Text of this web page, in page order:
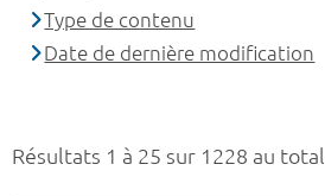
Résultats 1 à 25 sur 1228 au total
Type de contenu
Date de dernière modification